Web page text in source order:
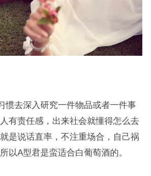
惯去深入研究一件物品或者一件事
有责任感，出来社会就懂得怎么去
是说话直率，不注重场合，自己祸
以A型君是蛮适合白葡萄酒的。